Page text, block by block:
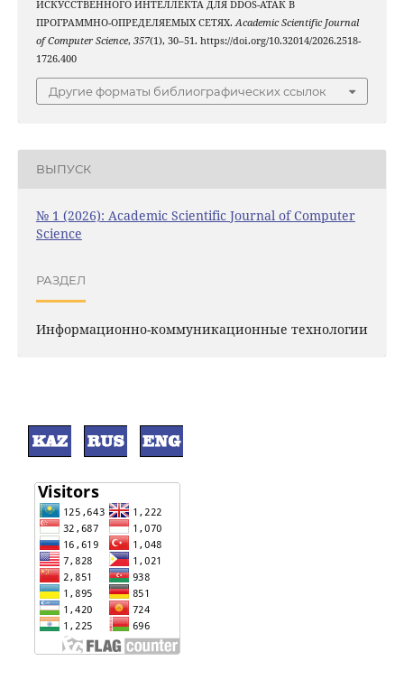
ИСКУССТВЕННОГО ИНТЕЛЛЕКТА ДЛЯ DDOS-АТАК В
ПРОГРАММНО-ОПРЕДЕЛЯЕМЫХ СЕТЯХ.Academic Scientific Journal
of Computer Science, 357(1), 30–51. https://doi.org/10.32014/2026.2518-
1726.400
Другие форматы библиографических ссылок
ВЫПУСК
№ 1 (2026): Academic Scientific Journal of Computer
Science
РАЗДЕЛ
Информационно-коммуникационные технологии